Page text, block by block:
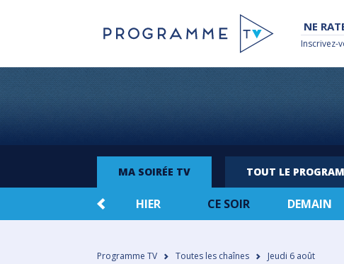
NE
Inscrivez-
MA SOIRÉE TV TOUT LE
HIER CE SOIR DEMAIN
Programme TV Toutes les chaînes Jeudi 6 août